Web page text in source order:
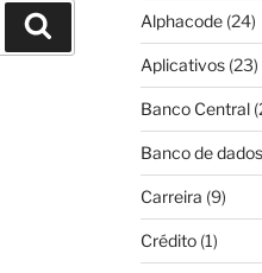
PesquisarAlphacode(24)
Aplicativos(23)
Banco Central
Banco de dados
Carreira (9)
Crédito(1)